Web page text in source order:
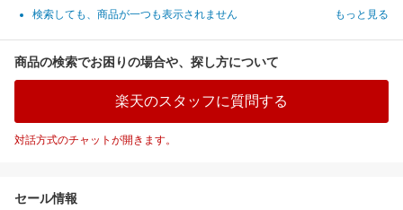
検索しても、商品が一つも表示されません
もっと見る
商品の検索でお困りの場合や、探し方について
楽天のスタッフに質問する
対話方式のチャットが開きます。
セール情報